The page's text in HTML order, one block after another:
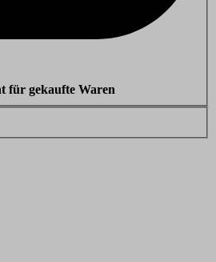
für gekaufte Waren